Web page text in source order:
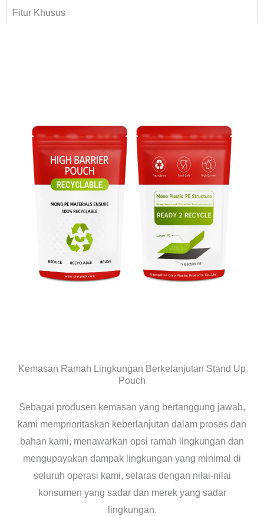
Fitur Khusus
Kemasan Ramah Lingkungan Berkelanjutan Stand Up
Pouch
Sebagai produsen kemasan yang bertanggung jawab,
kami memprioritaskan keberlanjutan dalam proses dan
bahan kami, menawarkan opsi ramah lingkungan dan
mengupayakan dampak lingkungan yang minimal di
seluruh operasi kami, selaras dengan nilai-nilai
konsumen yang sadar dan merek yang sadar
lingkungan.